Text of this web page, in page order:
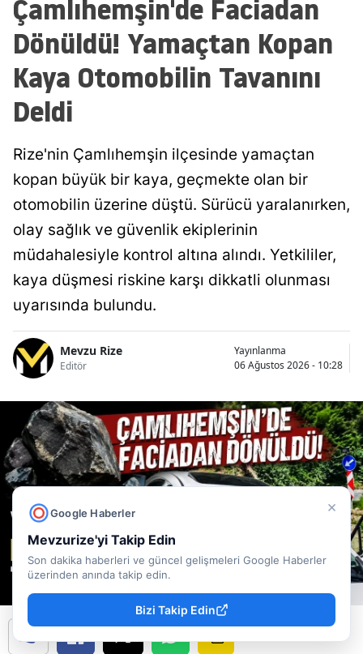
×
Google Haberler
Mevzurize'yi Takip Edin
Son dakika haberleri ve güncel gelişmeleri Google Haberler
üzerinden anında takip edin.
Bizi Takip Edin
Çamlıhemşin'de Faciadan
Dönüldü! Yamaçtan Kopan
Kaya Otomobilin Tavanını
Deldi
Rize'nin Çamlıhemşin ilçesinde yamaçtan
kopan büyük bir kaya, geçmekte olan bir
otomobilin üzerine düştü. Sürücü yaralanırken,
olay sağlık ve güvenlik ekiplerinin
müdahalesiyle kontrol altına alındı. Yetkililer,
kaya düşmesi riskine karşı dikkatli olunması
uyarısında bulundu.
Mevzu Rize
Editör
Yayınlanma
06 Ağustos 2026 - 10:28